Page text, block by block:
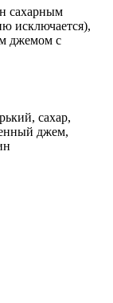
сахарным
исключается),
джемом с
сахар,
джем,